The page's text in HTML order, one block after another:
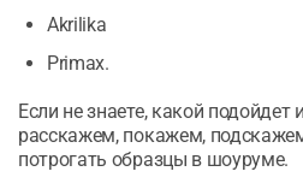
Akrilika
Primax.
Если не знаете, какой
расскажем, покажем,
потрогать образцы в шоуруме.